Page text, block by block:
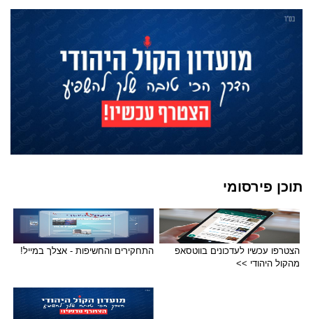
תוכן פירסומי
הצטרפו עכשיו לעדכונים בווטסאפ
מהקול היהודי >>
התחקירים והחשיפות - אצלך במייל!